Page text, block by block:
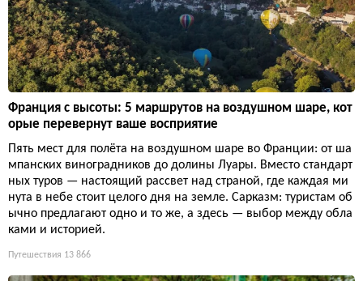
Франция с высоты: 5 маршрутов на воздушном шаре, кот
орые перевернут ваше восприятие
Пять мест для полёта на воздушном шаре во Франции: от ша
мпанских виноградников до долины Луары. Вместо стандарт
ных туров — настоящий рассвет над страной, где каждая ми
нута в небе стоит целого дня на земле. Сарказм: туристам об
ычно предлагают одно и то же, а здесь — выбор между обла
ками и историей.
Путешествия 13 866